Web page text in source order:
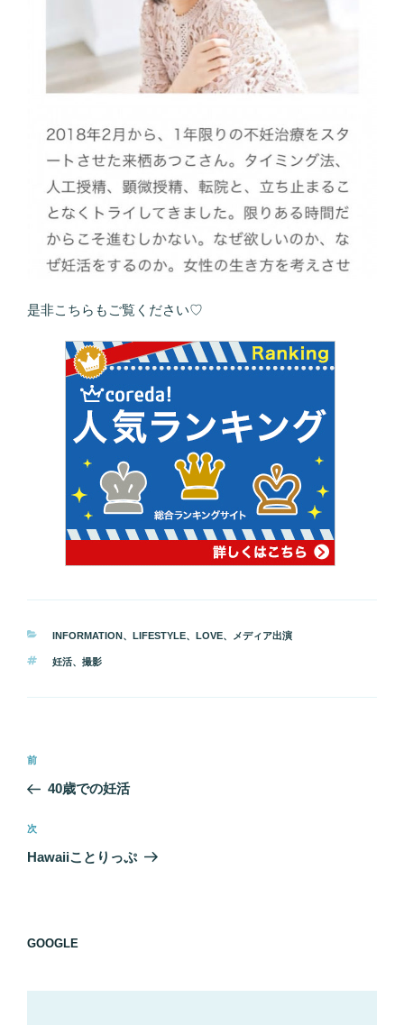
是非こちらもご覧ください♡
カ
ゴ
ー
INFORMATION 、 LIFESTYLE、 LOVE、 メディア出演
タ
妊活、 撮影
投
ナ
ビ
ゲ
ン
前
の
稿
前
40歳での妊活
次
の
次
Hawaiiことりっぷ
GOOGLE